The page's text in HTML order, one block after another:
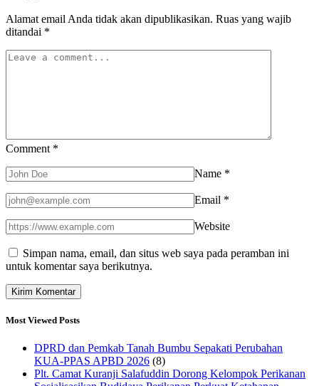
Alamat email Anda tidak akan dipublikasikan. Ruas yang wajib
ditandai *
Comment *
Name *
Email *
Website
Simpan nama, email, dan situs web saya pada peramban ini
untuk komentar saya berikutnya.
Most Viewed Posts
DPRD dan Pemkab Tanah Bumbu Sepakati Perubahan
KUA-PPAS APBD 2026 (8)
Plt. Camat Kuranji Salafuddin Dorong Kelompok Perikanan